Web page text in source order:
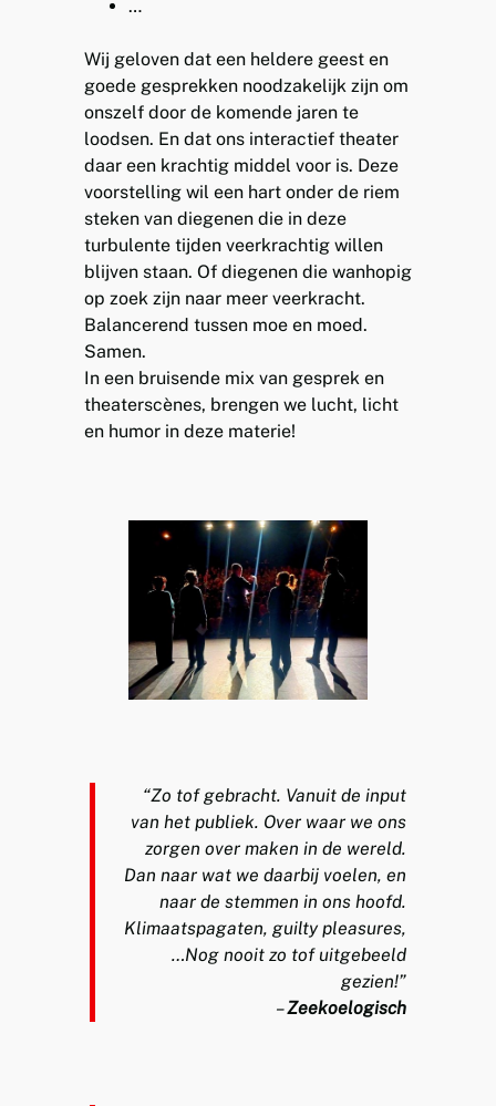
…
Wij geloven dat een heldere geest en
goede gesprekken noodzakelijk zijn om
onszelf door de komende jaren te
loodsen. En dat ons interactief theater
daar een krachtig middel voor is. Deze
voorstelling wil een hart onder de riem
steken van diegenen die in deze
turbulente tijden veerkrachtig willen
blijven staan. Of diegenen die wanhopig
op zoek zijn naar meer veerkracht.
Balancerend tussen moe en moed.
Samen.
In een bruisende mix van gesprek en
theaterscènes, brengen we lucht, licht
en humor in deze materie!
“Zo tof gebracht. Vanuit de input
van het publiek. Over waar we ons
zorgen over maken in de wereld.
Dan naar wat we daarbij voelen, en
naar de stemmen in ons hoofd.
Klimaatspagaten, guilty pleasures,
…Nog nooit zo tof uitgebeeld
gezien!”
–Zeekoelogisch